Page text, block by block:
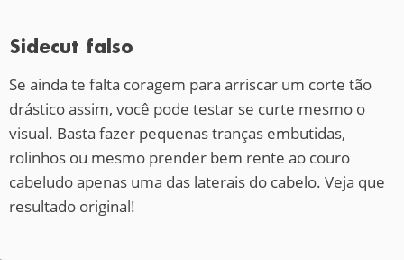
Sidecut falso
Se ainda te falta coragem para arriscar um corte tão
drástico assim, você pode testar se curte mesmo o
visual. Basta fazer pequenas tranças embutidas,
rolinhos ou mesmo prender bem rente ao couro
cabeludo apenas uma das laterais do cabelo. Veja que
resultado original!